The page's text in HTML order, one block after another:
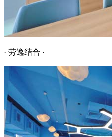
· 劳逸结合 ·